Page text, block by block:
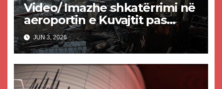
Video/ Imazhe shkatërrimi në
aeroportin e Kuvajtit pas
sulmit iranian, një i vdekur
dhe shumë të plagosur
JUN 3, 2026